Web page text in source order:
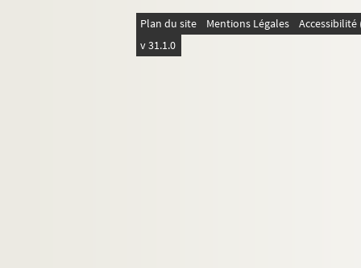
Plan du site Mentions Légales
v 31.1.0